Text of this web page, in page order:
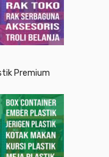
Premium